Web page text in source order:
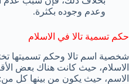
وعدم وجوده بكثرة.
حكم تسمية تالا في الاسلام
شخصية اسم تالا وحكم تسميتها
الاسلام، حيث كانت هناك بعض
الاسم، حيث يكون من بينها كل من: